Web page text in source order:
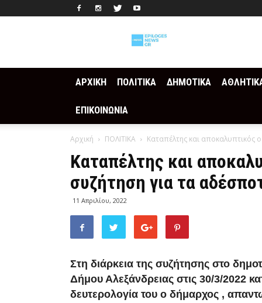
ΑΡΧΙΚΗ ΠΟΛΙΤΙΚΑ ΔΗΜΟΤΙΚΑ
ΕΠΙΚΟΙΝΩΝΙΑ
Αρχική ΠΟΛΙΤΙΚΑ Καταπέλτης και αποκαλυπτικός
Καταπέλτης και
συζήτηση για τα
11 Απριλίου, 2022
Στη διάρκεια της συζήτησης στο
Δήμου Αλεξάνδρειας στις 30/3/2022
δευτερολογία του ο δήμαρχος ,